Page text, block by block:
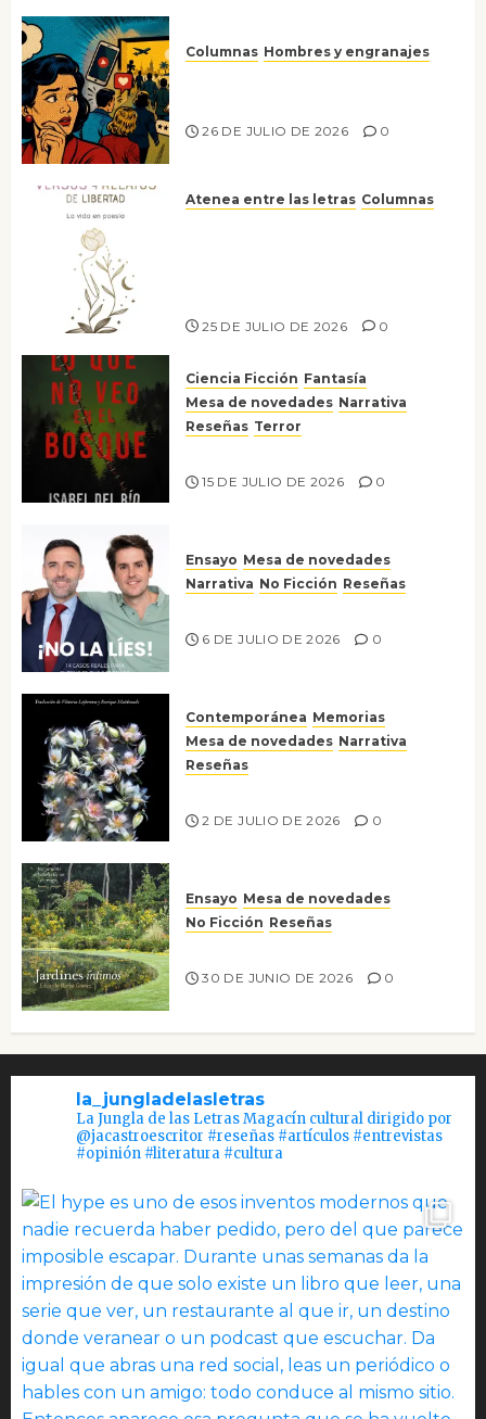
Columnas Hombres y engranajes
26 DE JULIO DE 2026 0
Atenea entre las letras Columnas
25 DE JULIO DE 2026 0
Ciencia Ficción Fantasía
Mesa de novedades Narrativa
Reseñas Terror
15 DE JULIO DE 2026 0
Ensayo Mesa de novedades
Narrativa No Ficción Reseñas
6 DE JULIO DE 2026 0
Contemporánea Memorias
Mesa de novedades Narrativa
Reseñas
2 DE JULIO DE 2026 0
Ensayo Mesa de novedades
No Ficción Reseñas
30 DE JUNIO DE 2026 0
la_jungladelasletras
La Jungla de las Letras Magacín cultural dirigido por
@jacastroescritor #reseñas #artículos #entrevistas
#opinión #literatura #cultura